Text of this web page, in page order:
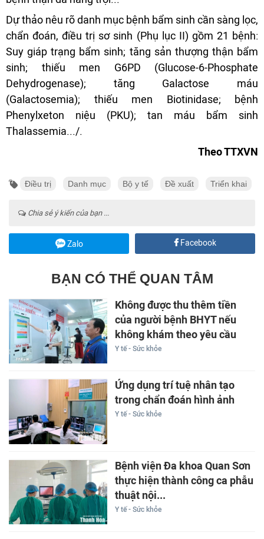
Dự thảo nêu rõ danh mục bệnh bẩm sinh cần sàng lọc,
chẩn đoán, điều trị sơ sinh (Phụ lục II) gồm 21 bệnh:
Suy giáp trạng bẩm sinh; tăng sản thượng thận bẩm
sinh; thiếu men G6PD (Glucose-6-Phosphate
Dehydrogenase); tăng Galactose máu
(Galactosemia); thiếu men Biotinidase; bệnh
Phenylxeton niệu (PKU); tan máu bẩm sinh
Thalassemia.../.
Theo TTXVN
Điều trị Danh mục Bộ y tế Đề xuất Triển khai
Chia sẻ ý kiến của bạn ...
Zalo Facebook
BẠN CÓ THỂ QUAN TÂM
Không được thu thêm tiền
của người bệnh BHYT nếu
không khám theo yêu cầu
Y tế - Sức khỏe
Ứng dụng trí tuệ nhân tạo
trong chẩn đoán hình ảnh
Y tế - Sức khỏe
Bệnh viện Đa khoa Quan Sơn
thực hiện thành công ca phẫu
thuật nội...
Y tế - Sức khỏe